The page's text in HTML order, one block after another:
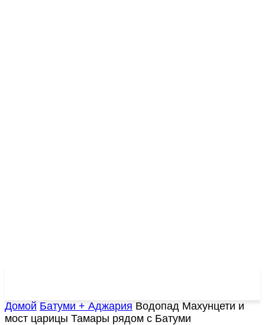
Домой Батуми + Аджария Водопад Махунцети и
мост царицы Тамары рядом с Батуми